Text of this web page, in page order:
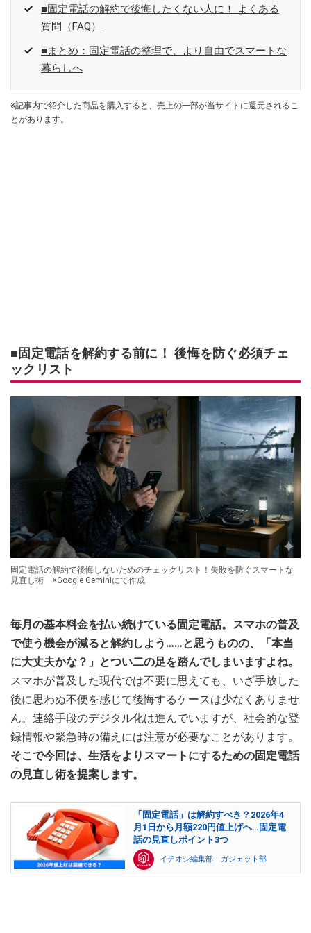
■固定電話の解約で後悔したくない人に！ よくある
質問（FAQ）
■まとめ：固定電話の整理で、より自由でスマートな
暮らしへ
※記事内で紹介した商品を購入すると、売上の一部が当サイトに還元されるこ
とがあります。
■固定電話を解約する前に！ 後悔を防ぐ必須チェ
ックリスト
固定電話の解約で後悔しないためのチェックリスト！失敗を防ぐスマートな
見直し術 ※Google Geminiにて作成
毎月の基本料金を払い続けている固定電話。スマホの普及
で使う機会が減ると解約しよう……と思うものの、「本当
に大丈夫かな？」とつい二の足を踏んでしまいますよね。
スマホが普及した現代では不要に思えても、いざ手放した
後に思わぬ不便を感じて後悔するケースは少なくありませ
ん。連絡手段のデジタル化は進んでいますが、社会的な登
録情報や緊急時の備えには注意が必要なことがあります。
そこで今回は、生活をよりスマートにするための固定電話
の見直し術を提案します。
「固定電話」は解約すべき？2026年4
月1日から月額220円値上げへ…固定電
話の見直しポイント3つ
イチオシ編集部 ガジェット部